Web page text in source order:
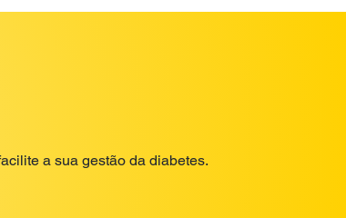
a sua gestão da diabetes.